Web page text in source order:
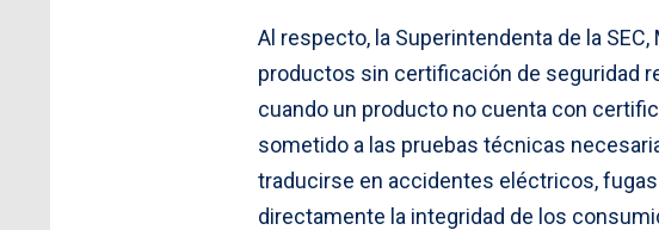
Al respecto, la Superintendenta de la
productos sin certificación de seguridad
cuando un producto no cuenta con
sometido a las pruebas técnicas
traducirse en accidentes eléctricos,
directamente la integridad de los